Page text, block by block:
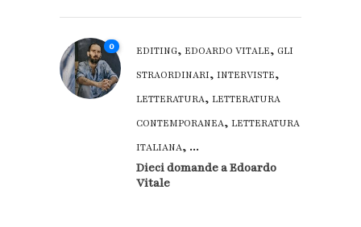
0 EDITING, EDOARDO VITALE, GLI
STRAORDINARI, INTERVISTE,
LETTERATURA, LETTERATURA
CONTEMPORANEA, LETTERATURA
ITALIANA, ...
Dieci domande a Edoardo
Vitale